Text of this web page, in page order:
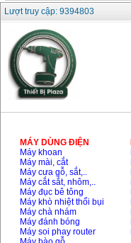
Máy hàn que điện tử
Hồng ký HK 200Z
Bình khí Co2, chai khí
co2 hàn Mig
Giá:1750000
Hero AFT 300 AC/DC
Giá: 50500000
Máy hàn que điện tử
KenMax ARC 315
Giá:3550000VND
Lượt truy cập: 9394803
MÁY DÙNG ĐIỆN
Máy khoan
Máy mài, cắt
Máy cưa gỗ, sắt,..
Máy cắt sắt, nhôm,..
Máy đục bê tông
Máy khò nhiệt thổi bụi
Máy chà nhám
Máy đánh bóng
Máy soi phay router